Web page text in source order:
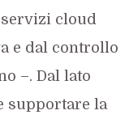
cloud
e dal controllo
–. Dal lato
supportare la